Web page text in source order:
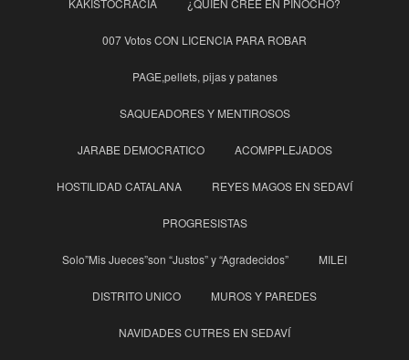
KAKISTOCRACIA ¿QUIÉN CREE EN PINOCHO?
007 Votos CON LICENCIA PARA ROBAR
PAGE,pellets, pijas y patanes
SAQUEADORES Y MENTIROSOS
JARABE DEMOCRATICO ACOMPPLEJADOS
HOSTILIDAD CATALANA REYES MAGOS EN SEDAVÍ
PROGRESISTAS
Solo”Mis Jueces”son “Justos” y “Agradecidos” MILEI
DISTRITO UNICO MUROS Y PAREDES
NAVIDADES CUTRES EN SEDAVÍ